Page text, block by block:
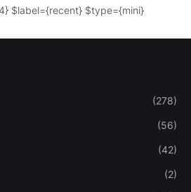
$label={recent} $type={mini}
(278)
(56)
(42)
(2)